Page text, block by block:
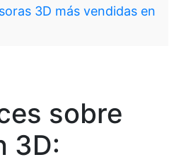
3D más vendidas en
sobre
3D: